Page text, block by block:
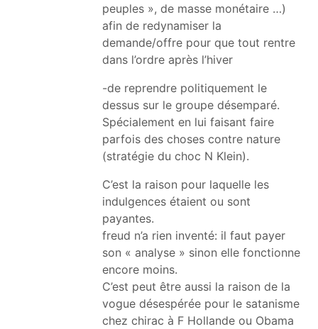
peuples », de masse monétaire …)
afin de redynamiser la
demande/offre pour que tout rentre
dans l’ordre après l’hiver
-de reprendre politiquement le
dessus sur le groupe désemparé.
Spécialement en lui faisant faire
parfois des choses contre nature
(stratégie du choc N Klein).
C’est la raison pour laquelle les
indulgences étaient ou sont
payantes.
freud n’a rien inventé: il faut payer
son « analyse » sinon elle fonctionne
encore moins.
C’est peut être aussi la raison de la
vogue désespérée pour le satanisme
chez chirac à F Hollande ou Obama